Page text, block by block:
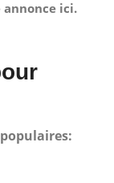
annonce ici.